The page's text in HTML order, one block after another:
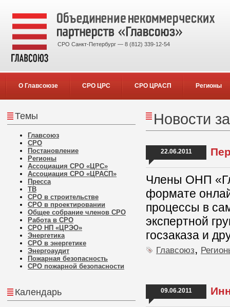
СРО Санкт-Петербург — 8 (812) 339-12-54
О Главсоюзе СРО ЦРС СРО ЦРАСП Регионы
Темы
Главсоюз
СРО
Постановление
Регионы
Ассоциация СРО «ЦРС»
Ассоциация СРО «ЦРАСП»
Пресса
ТВ
СРО в строительстве
СРО в проектировании
Общее собрание членов СРО
Работа в СРО
СРО НП «ЦРЭО»
Энергетика
СРО в энергетике
Энергоаудит
Пожарная безопасность
СРО пожарной безопасности
Календарь
Новости
22.06.2011
Члены ОНП
формате
процессы в
экспертной
госзаказа и
Главсоюз,
09.06.2011